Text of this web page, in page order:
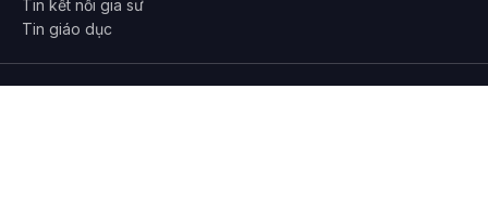
Tin kết nối gia sư
Tin giáo dục